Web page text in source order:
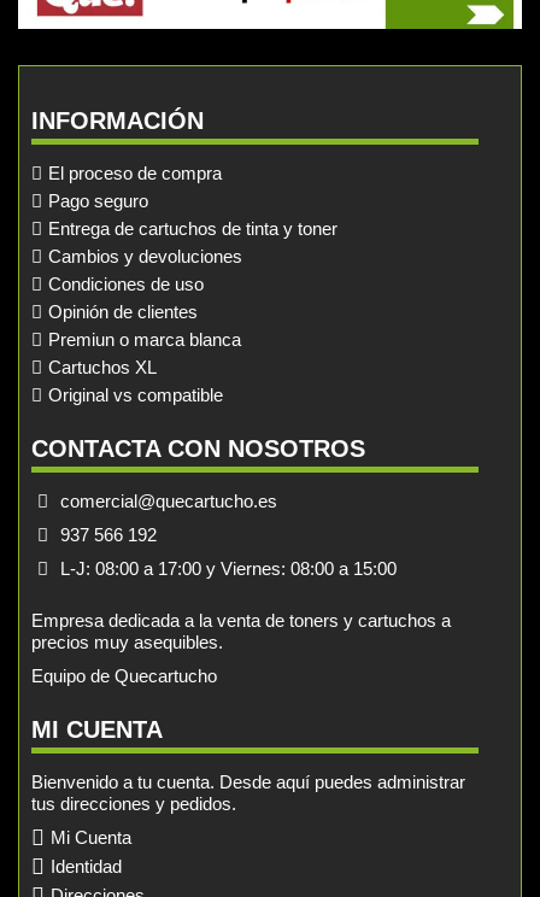
INFORMACIÓN
El proceso de compra
Pago seguro
Entrega de cartuchos de tinta y toner
Cambios y devoluciones
Condiciones de uso
Opinión de clientes
Premiun o marca blanca
Cartuchos XL
Original vs compatible
CONTACTA CON NOSOTROS
comercial@quecartucho.es
937 566 192
L-J: 08:00 a 17:00 y Viernes: 08:00 a 15:00
Empresa dedicada a la venta de toners y cartuchos a
precios muy asequibles.
Equipo de Quecartucho
MI CUENTA
Bienvenido a tu cuenta. Desde aquí puedes administrar
tus direcciones y pedidos.
Mi Cuenta
Identidad